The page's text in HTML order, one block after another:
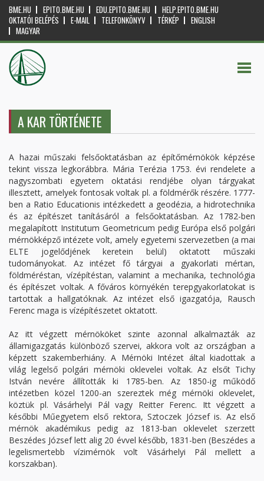
BME.HU EPITO.BME.HU EDU.EPITO.BME.HU
HELP.EPITO.BME.HU
OKTATÓI BELÉPÉS
E-MAIL TELEFONKÖNYV TÉRKÉP
ENGLISH
MAGYAR
A KAR TÖRTÉNETE
A hazai műszaki felsőoktatásban az építőmérnökök képzése
tekint vissza legkorábbra. Mária Terézia 1753. évi rendelete a
nagyszombati egyetem oktatási rendjébe olyan tárgyakat
illesztett, amelyek fontosak voltak pl. a földmérők részére. 1777-
ben a Ratio Educationis intézkedett a geodézia, a hidrotechnika
és az építészet tanításáról a felsőoktatásban. Az 1782-ben
megalapított Institutum Geometricum pedig Európa első polgári
mérnökképző intézete volt, amely egyetemi szervezetben (a mai
ELTE jogelődjének keretein belül) oktatott műszaki
tudományokat. Az intézet fő tárgyai a gyakorlati mértan,
földméréstan, vízépítéstan, valamint a mechanika, technológia
és építészet voltak. A főváros környékén terepgyakorlatokat is
tartottak a hallgatóknak. Az intézet első igazgatója, Rausch
Ferenc maga is vízépítészetet oktatott.
Az itt végzett mérnököket szinte azonnal alkalmazták az
államigazgatás különböző szervei, akkora volt az országban a
képzett szakemberhiány. A Mérnöki Intézet által kiadottak a
világ legelső polgári mérnöki oklevelei voltak. Az elsőt Tichy
István nevére állították ki 1785-ben. Az 1850-ig működő
intézetben közel 1200-an szereztek még mérnöki oklevelet,
köztük pl. Vásárhelyi Pál vagy Reitter Ferenc. Itt végzett a
későbbi Műegyetem első rektora, Sztoczek József is. Az első
mérnök akadémikus pedig az 1813-ban oklevelet szerzett
Beszédes József lett alig 20 évvel később, 1831-ben (Beszédes a
legelismertebb vízimérnök volt Vásárhelyi Pál mellett a
korszakban).